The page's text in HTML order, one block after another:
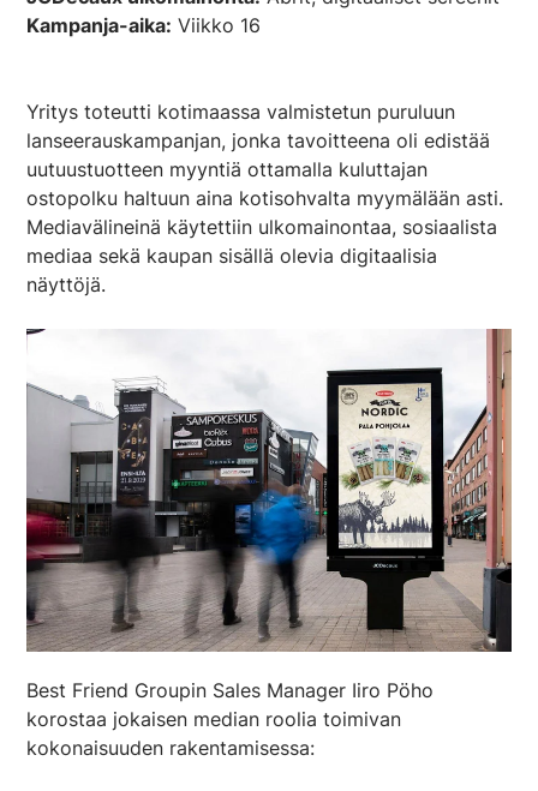
Kampanja-aika: Viikko 16
Yritys toteutti kotimaassa valmistetun puruluun
lanseerauskampanjan, jonka tavoitteena oli edistää
uutuustuotteen myyntiä ottamalla kuluttajan
ostopolku haltuun aina kotisohvalta myymälään asti.
Mediavälineinä käytettiin ulkomainontaa, sosiaalista
mediaa sekä kaupan sisällä olevia digitaalisia
näyttöjä.
Best Friend Groupin Sales Manager Iiro Pöho
korostaa jokaisen median roolia toimivan
kokonaisuuden rakentamisessa: